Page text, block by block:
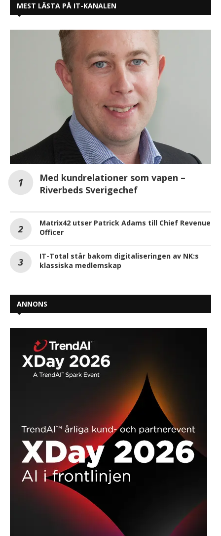
MEST LÄSTA PÅ IT-KANALEN
Med kundrelationer som vapen –
Riverbeds Sverigechef
Matrix42 utser Patrick Adams till Chief Revenue
Officer
IT-Total står bakom digitaliseringen av NK:s
klassiska medlemskap
ANNONS